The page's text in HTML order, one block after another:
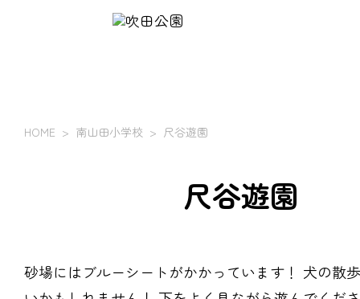
HOME 南山田小学校 尺谷遊園
尺谷遊園
砂場にはブルーシートがかかっています！ 犬の散